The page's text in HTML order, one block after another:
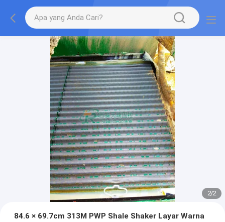
2/2
84.6 × 69.7cm 313M PWP Shale Shaker Layar Warna